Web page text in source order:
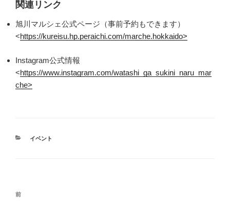
関連リンク
旭川マルシェ公式ページ（事前予約もできます）
<https://kureisu.hp.peraichi.com/marche.hokkaido>
Instagram公式情報
<https://www.instagram.com/watashi_ga_sukini_naru_mar
che>
カ
イベント
投
前
前